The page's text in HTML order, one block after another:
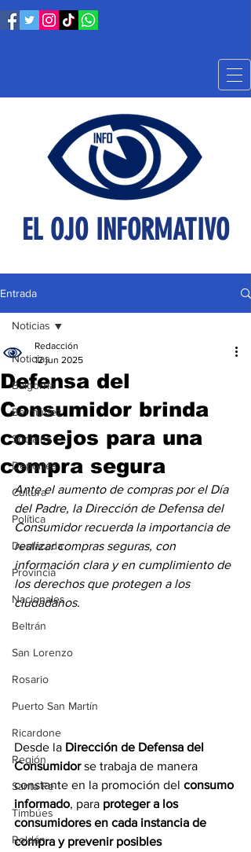
EL OJO INFORMATIVO
Entrada
Noticias
Baigorria
Bermúdez
Sociales
Deportes
Cultura
Política
Destacada
Provincia
Nacionales
Beltrán
San Lorenzo
Rosario
Puerto San Martín
Ricardone
Región
Santa Fe
Timbúes
Roldán
Noticias
Defensa del
Consumidor brinda
consejos para una
compra segura
Redacción
12 jun 2025
Ante el aumento de compras por el Día
del Padre, la Dirección de Defensa del
Consumidor recuerda la importancia de
realizar compras seguras, con
información clara y en cumplimiento de
los derechos que protegen a los
ciudadanos.
Desde la Dirección de Defensa del
Consumidor se trabaja de manera
constante en la promoción del consumo
informado, para proteger a los
consumidores en cada instancia de
compra y prevenir posibles